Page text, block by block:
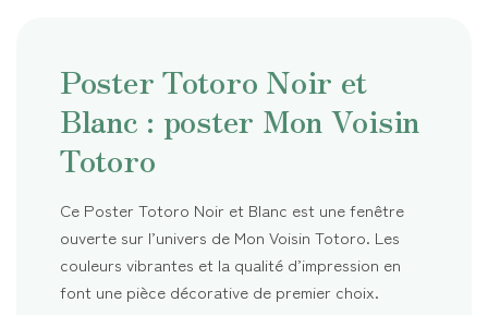
Poster Totoro Noir et
Blanc : poster Mon Voisin
Totoro
Ce Poster Totoro Noir et Blanc est une fenêtre
ouverte sur l’univers de Mon Voisin Totoro. Les
couleurs vibrantes et la qualité d’impression en
font une pièce décorative de premier choix.